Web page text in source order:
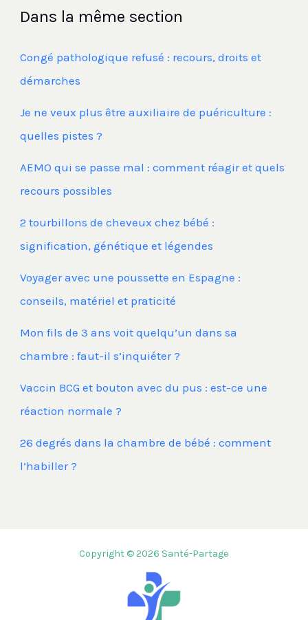
Dans la même section
Congé pathologique refusé : recours, droits et
démarches
Je ne veux plus être auxiliaire de puériculture :
quelles pistes ?
AEMO qui se passe mal : comment réagir et quels
recours possibles
2 tourbillons de cheveux chez bébé :
signification, génétique et légendes
Voyager avec une poussette en Espagne :
conseils, matériel et praticité
Mon fils de 3 ans voit quelqu’un dans sa
chambre : faut-il s’inquiéter ?
Vaccin BCG et bouton avec du pus : est-ce une
réaction normale ?
26 degrés dans la chambre de bébé : comment
l’habiller ?
Copyright © 2026 Santé-Partage